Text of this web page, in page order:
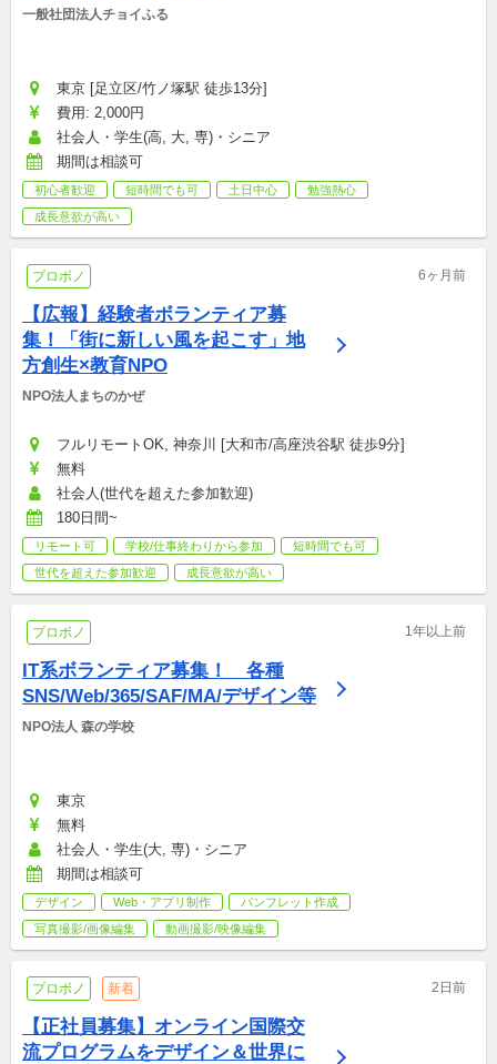
一般社団法人チョイふる
東京 [足立区/竹ノ塚駅 徒歩13分]
費用: 2,000円
社会人・学生(高, 大, 専)・シニア
期間は相談可
初心者歓迎 短時間でも可 土日中心
勉強熱心
成長意欲が高い
プロボノ 6ヶ月前
【広報】経験者ボランティア募
集！「街に新しい風を起こす」地
方創生×教育NPO
NPO法人まちのかぜ
フルリモートOK, 神奈川 [大和市/高座渋谷駅 徒歩9分]
無料
社会人(世代を超えた参加歓迎)
180日間~
リモート可 学校/仕事終わりから参加
短時間でも可
世代を超えた参加歓迎
成長意欲が高い
プロボノ 1年以上前
IT系ボランティア募集！　各種
SNS/Web/365/SAF/MA/デザイン等
NPO法人 森の学校
東京
無料
社会人・学生(大, 専)・シニア
期間は相談可
デザイン Web・アプリ制作
パンフレット作成
写真撮影/画像編集
動画撮影/映像編集
プロボノ 新着 2日前
【正社員募集】オンライン国際交
流プログラムをデザイン＆世界に